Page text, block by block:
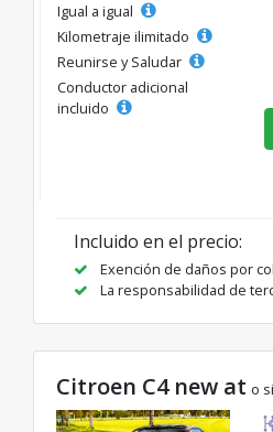
Igual a igual
Kilometraje ilimitado
Reunirse y Saludar
Conductor adicional
incluido
Incluido en el precio:
Exención de daños por
La responsabilidad de
Citroen C4 new at o